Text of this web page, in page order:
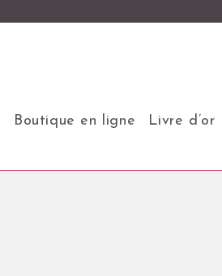
Boutique en ligne Livre d’or